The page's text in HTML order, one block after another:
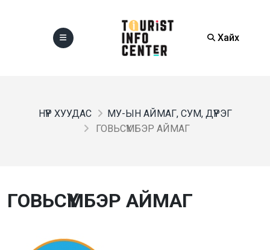
Хайх
НҮҮР ХУУДАС
МУ-ЫН АЙМАГ, СУМ, ДҮҮРЭГ
ГОВЬСҮМБЭР АЙМАГ
ГОВЬСҮМБЭР АЙМАГ